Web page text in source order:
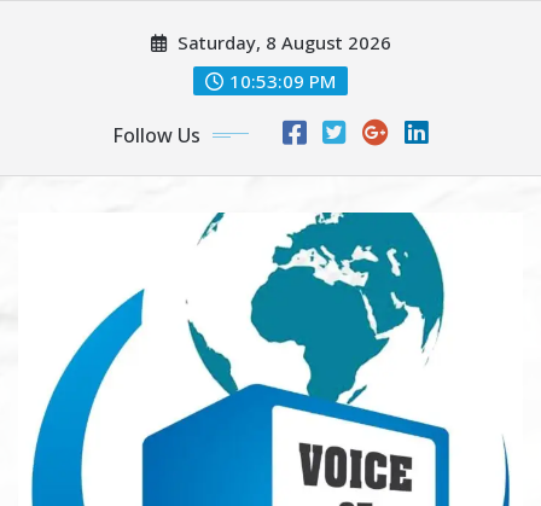
Saturday, 8 August 2026
10:53:09 PM
Follow Us